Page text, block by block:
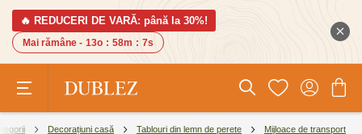
🔥 REDUCERI DE VARĂ: până la 30%!
Mai rămâne - 13o : 58m : 6s
Decorațiuni casă Tablouri din lemn de perete Mijloace de transport